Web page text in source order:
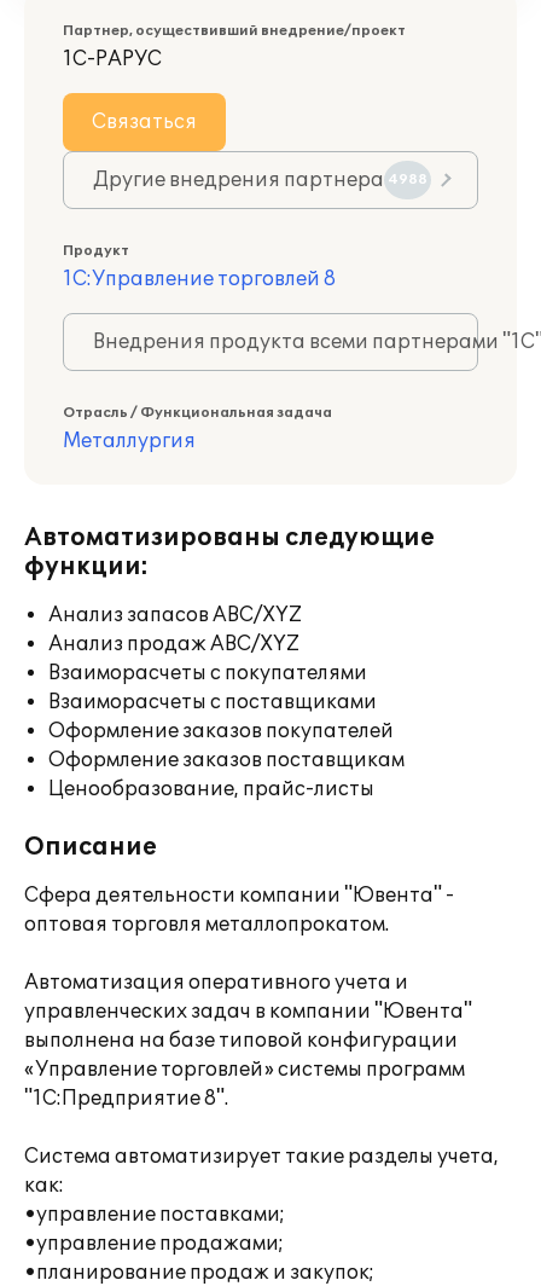
Партнер, осуществивший внедрение/проект
1С-РАРУС
Связаться
Другие внедрения партнера 4988
Продукт
1С:Управление торговлей 8
Внедрения продукта всеми партнерами
Отрасль / Функциональная задача
Металлургия
Автоматизированы следующие
функции:
Анализ запасов ABC/XYZ
Анализ продаж ABC/XYZ
Взаиморасчеты с покупателями
Взаиморасчеты с поставщиками
Оформление заказов покупателей
Оформление заказов поставщикам
Ценообразование, прайс-листы
Описание
Сфера деятельности компании "Ювента" -
оптовая торговля металлопрокатом.
Автоматизация оперативного учета и
управленческих задач в компании "Ювента"
выполнена на базе типовой конфигурации
«Управление торговлей» системы программ
"1С:Предприятие 8".
Система автоматизирует такие разделы учета,
как:
•управление поставками;
•управление продажами;
•планирование продаж и закупок;